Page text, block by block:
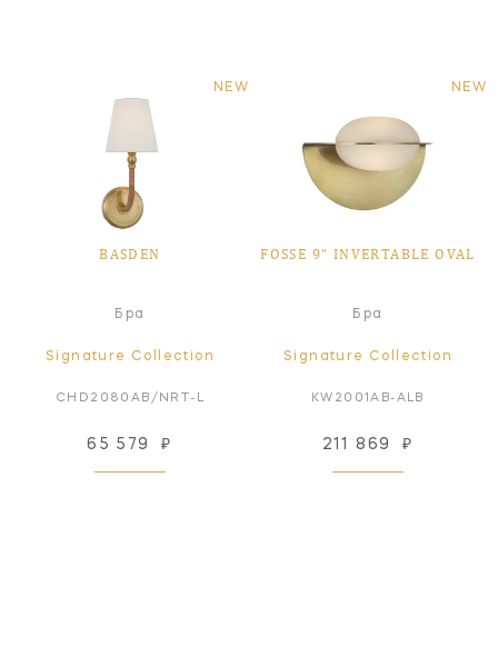
NEW
BASDEN
Бра
Signature Collection
CHD2080AB/NRT-L
65 579 ₽
NEW
FOSSE 9" INVERTABLE OVAL
Бра
Signature Collection
KW2001AB-ALB
211 869 ₽